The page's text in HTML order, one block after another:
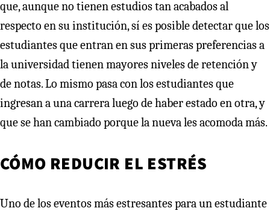
que, aunque no tienen estudios tan acabados al
respecto en su institución, sí es posible detectar que los
estudiantes que entran en sus primeras preferencias a
la universidad tienen mayores niveles de retención y
de notas. Lo mismo pasa con los estudiantes que
ingresan a una carrera luego de haber estado en otra, y
que se han cambiado porque la nueva les acomoda más.
CÓMO REDUCIR EL ESTRÉS
Uno de los eventos más estresantes para un estudiante